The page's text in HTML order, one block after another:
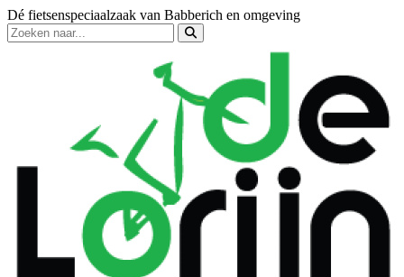
Dé fietsenspeciaalzaak van Babberich en omgeving